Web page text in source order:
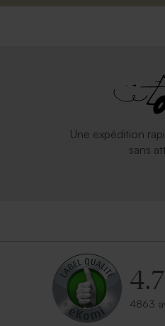
Une expédition
sans
4.7
4863